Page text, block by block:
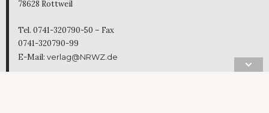
78628 Rottweil
Tel. 0741-320790-50 – Fax
0741-320790-99
E-Mail: verlag@NRWZ.de